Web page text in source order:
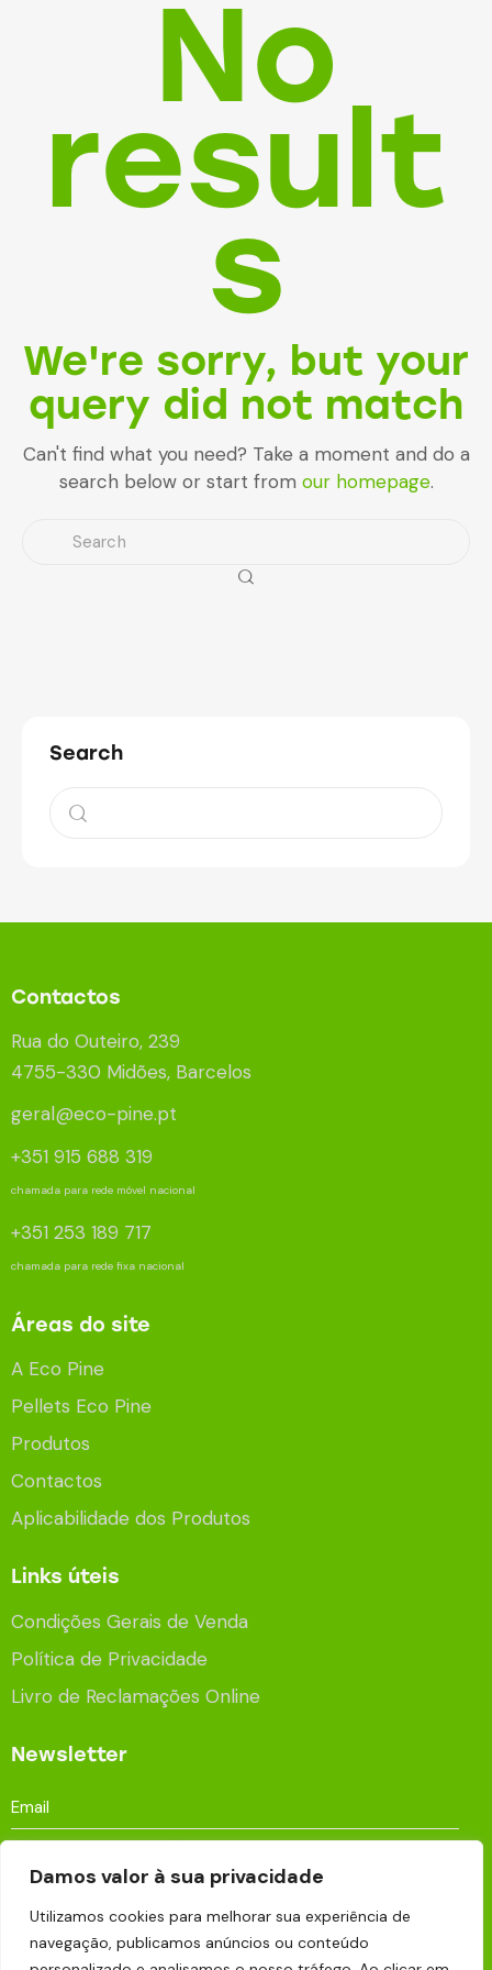
Damos valor à sua privacidade
Utilizamos cookies para melhorar sua experiência de
navegação, publicamos anúncios ou conteúdo
No
result
s
We're sorry, but your
query did not match
Can't find what you need? Take a moment and do a
search below or start from our homepage.
Search
Contactos
Rua do Outeiro, 239
4755-330 Midões, Barcelos
geral@eco-pine.pt
+351 915 688 319
chamada para rede móvel nacional
+351 253 189 717
chamada para rede fixa nacional
Áreas do site
A Eco Pine
Pellets Eco Pine
Produtos
Contactos
Aplicabilidade dos Produtos
Links úteis
Condições Gerais de Venda
Política de Privacidade
Livro de Reclamações Online
Newsletter
Aceito que os meus dados sejam processados e
armazenados para fins publicitários de acordo com a